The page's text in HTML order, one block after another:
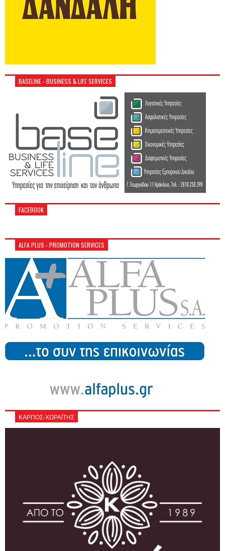
BASELINE - BUSINESS & LIFE SERVICES
FACEBOOK
ALFA PLUS - PROMOTION SERVICES
ΚΑΡΠΟΣ-ΧΩΡΑΪΤΗΣ